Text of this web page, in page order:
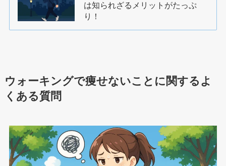
は知られざるメリットがたっぷ
り！
ウォーキングで痩せないことに関するよ
くある質問